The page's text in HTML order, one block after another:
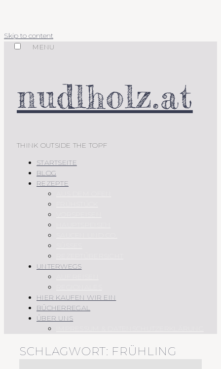
Skip to content
MENU
nudlholz.at
THINK OUTSIDE THE TOPF
STARTSEITE
BLOG
REZEPTE
UNTERWEGS
HIER KAUFEN WIR EIN
BÜCHERREGAL
ÜBER UNS
SCHLAGWORT: FRÜHLING